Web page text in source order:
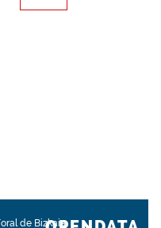
de Bizkaia